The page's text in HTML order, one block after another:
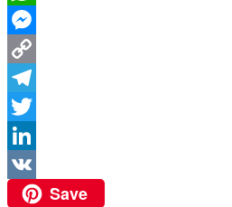
WhatsApp
Messenger
Copy
Link
Telegram
Twitter
LinkedIn
VK
Save